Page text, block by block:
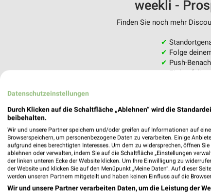
weekli -
Finden Sie noch mehr
✔
✔ Folge
✔ Push-
✔
Datenschutzeinstellungen
Durch Klicken auf die Schaltfläche „Ablehnen“ wird die
beibehalten.
Wir und unsere Partner speichern und/oder greifen auf Informationen auf
Browserspeichern, um personenbezogene Daten zu verarbeiten. Einige
aufgrund eines berechtigten Interesses. Um dem zu widersprechen, öffnen
ablehnen oder verwalten, indem Sie auf die Schaltfläche „Einstellungen
der linken unteren Ecke der Website klicken. Um Ihre Einwilligung zu
der Website und klicken Sie auf den Menüpunkt „Meine Daten“. Auf dieser
werden unseren Partnern mitgeteilt und haben keinen Einfluss auf die
Wir und unsere Partner verarbeiten Daten, um die Leistung der